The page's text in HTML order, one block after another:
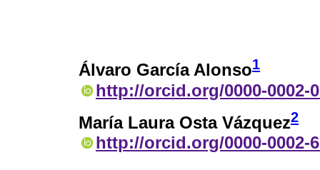
Álvaro García Alonso1
http://orcid.org/0000-0002-
María Laura Osta Vázquez2
http://orcid.org/0000-0002-